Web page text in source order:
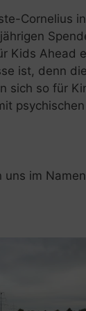
Cornelius
Kids Ahead
ist, denn
sich so für
uns im